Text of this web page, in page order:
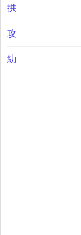
拱
攻
糼